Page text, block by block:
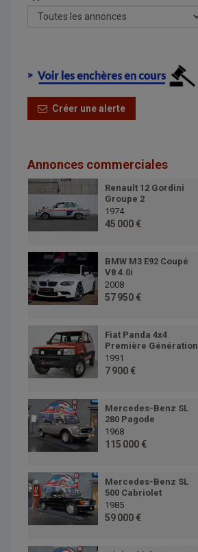
Créer une alerte
Annonces commerciales
Renault 12 Gordini
Groupe 2
1974
45 000 €
BMW M3 E92 Coupé
V8 4.0i
2008
57 950 €
Fiat Panda 4x4
Première Génération
1991
7 900 €
Mercedes-Benz SL
280 Pagode
1968
115 000 €
Mercedes-Benz SL
500 Cabriolet
1985
59 000 €